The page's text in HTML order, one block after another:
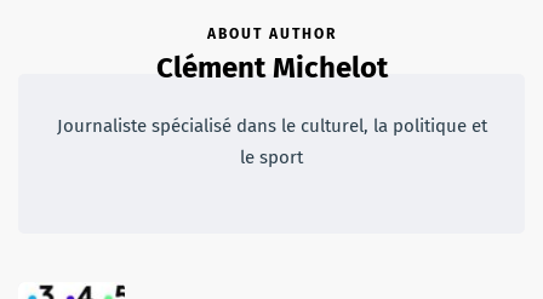
ABOUT AUTHOR
Clément Michelot
Journaliste spécialisé dans le culturel, la politique et
le sport